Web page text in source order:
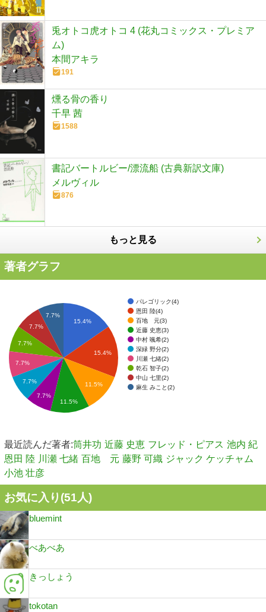
兎オトコ虎オトコ 4 (花丸コミックス・プレミア
ム)
本間アキラ
191
燻る骨の香り
千早 茜
1588
書記バートルビー/漂流船 (古典新訳文庫)
メルヴィル
876
もっと見る
著者グラフ
パレゴリック(4)
恩田 陸(4)
百地 元(3)
近藤 史恵(3)
中村 颯希(2)
深緑 野分(2)
川瀬 七緒(2)
乾石 智子(2)
中山 七里(2)
麻生 みこと(2)
15.4%
15.4%
11.5%
7.7%
7.7%
7.7%
7.7%
7.7%
7.7%
11.5%
最近読んだ著者:筒井功 近藤 史恵 フレッド・ピアス 池内 紀
恩田 陸 川瀬 七緒 百地 元 藤野 可織 ジャック ケッチャム
小池 壮彦
お気に入り(51人)
bluemint
べあべあ
きっしょう
tokotan